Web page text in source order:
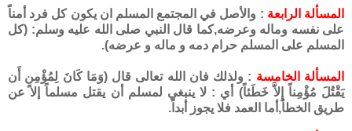
المسألة الرابعة : والأصل في المجتمع المسلم ان يكون كل فرد أمناً
على نفسه وماله وعرضه,كما قال النبي صلى الله عليه وسلم: (كل
المسلم على المسلم حرام دمه و ماله و عرضه).
المسألة الخامسة : ولذلك فان الله تعالى قال (وَمَا كَانَ لِمُؤْمِنٍ أَن
يَقْتُلَ مُؤْمِناً إِلاَّ خَطَئاً) أي : لا ينبغي لمسلم أن يقتل مسلماً إلا عن
طريق الخطأ,أما العمد فلا يجوز أبداً.